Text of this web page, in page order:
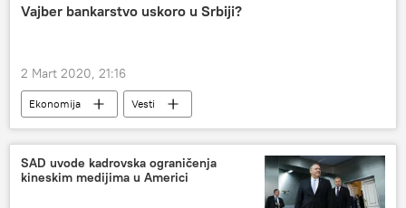
Vajber bankarstvo uskoro u Srbiji?
2 Mart 2020, 21:16
Ekonomija Vesti
SAD uvode kadrovska ograničenja
kineskim medijima u Americi